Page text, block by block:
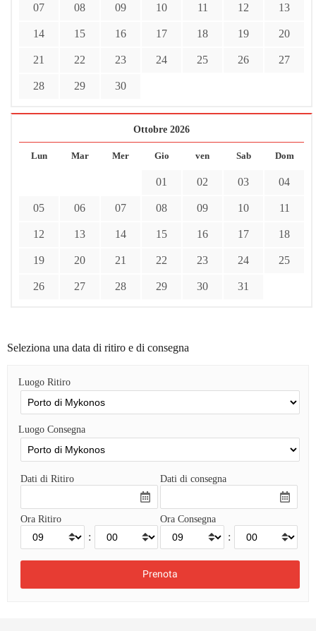
07 08 09 10 11 12 13
14 15 16 17 18 19 20
21 22 23 24 25 26 27
28 29 30
Ottobre 2026
Lun Mar Mer Gio ven Sab Dom
01 02 03 04
05 06 07 08 09 10 11
12 13 14 15 16 17 18
19 20 21 22 23 24 25
26 27 28 29 30 31
Seleziona una data di ritiro e di consegna
Luogo Ritiro
Luogo Consegna
Dati di Ritiro
Ora Ritiro
:
Dati di consegna
Ora Consegna
: